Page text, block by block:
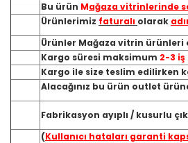
Bu ürün Mağaza vitrinlerinde
Ürünlerimiz faturalı olarak
Ürünler Mağaza vitrin ürünleri
Kargo süresi maksimum 2-3
Kargo ile size teslim edilirken
Alacağınız bu ürün outlet
Fabrikasyon ayıplı / kusurlu
(Kullanıcı hataları garanti